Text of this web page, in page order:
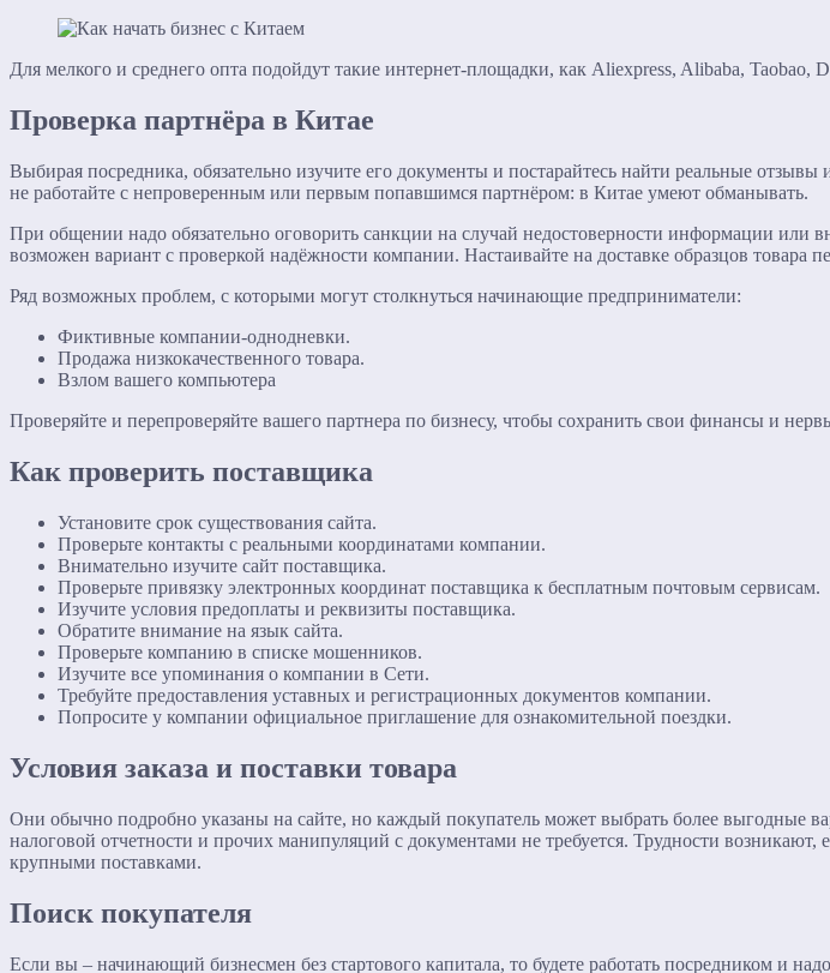
Для мелкого и среднего опта подойдут такие интернет-площадки, как Aliexpress, Alibaba, Taobao,
Проверка партнёра в Китае
Выбирая посредника, обязательно изучите его документы и постарайтесь найти реальные
не работайте с непроверенным или первым попавшимся партнёром: в Китае умеют обманывать.
При общении надо обязательно оговорить санкции на случай недостоверности информации или
возможен вариант с проверкой надёжности компании. Настаивайте на доставке образцов товара
Ряд возможных проблем, с которыми могут столкнуться начинающие предприниматели:
Фиктивные компании-однодневки.
Продажа низкокачественного товара.
Взлом вашего компьютера
Проверяйте и перепроверяйте вашего партнера по бизнесу, чтобы сохранить свои финансы и
Как проверить поставщика
Установите срок существования сайта.
Проверьте контакты с реальными координатами компании.
Внимательно изучите сайт поставщика.
Проверьте привязку электронных координат поставщика к бесплатным почтовым сервисам.
Изучите условия предоплаты и реквизиты поставщика.
Обратите внимание на язык сайта.
Проверьте компанию в списке мошенников.
Изучите все упоминания о компании в Сети.
Требуйте предоставления уставных и регистрационных документов компании.
Попросите у компании официальное приглашение для ознакомительной поездки.
Условия заказа и поставки товара
Они обычно подробно указаны на сайте, но каждый покупатель может выбрать более выгодные
налоговой отчетности и прочих манипуляций с документами не требуется. Трудности
крупными поставками.
Поиск покупателя
Если вы – начинающий бизнесмен без стартового капитала, то будете работать посредником и